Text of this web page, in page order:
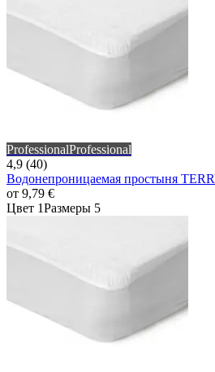
ProfessionalProfessional
4,9 (40)
Водонепроницаемая простыня
от 9,79 €
Цвет 1Размеры 5